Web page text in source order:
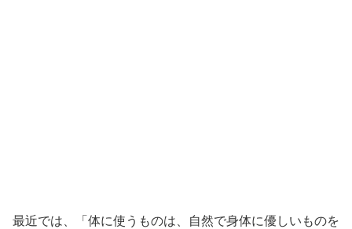
最近では、「体に使うものは、自然で身体に優しいものを